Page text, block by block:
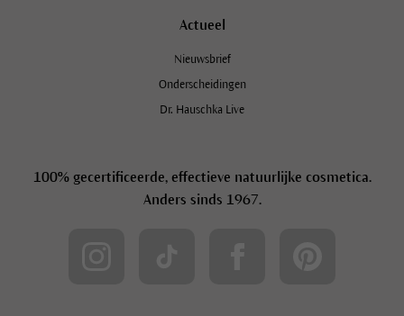
Actueel
Nieuwsbrief
Onderscheidingen
Dr. Hauschka Live
100% gecertificeerde, effectieve natuurlijke cosmetica.
Anders sinds 1967.